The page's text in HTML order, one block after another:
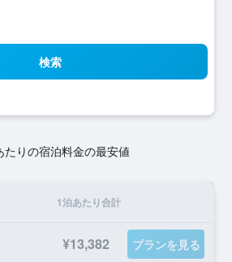
検索
たりの宿泊料金の最安値
1泊あたり合計
¥13,382 プランを見る